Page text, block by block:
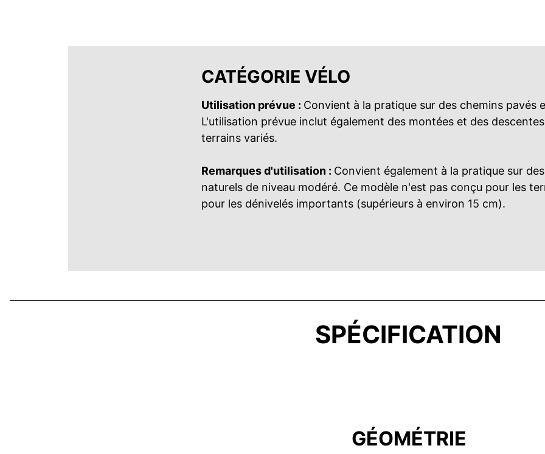
CATÉGORIE VÉLO
Utilisation prévue : Convient à la pratique sur des chemins pavés
L'utilisation prévue inclut également des montées et des
terrains variés.
Remarques d'utilisation : Convient également à la pratique sur
naturels de niveau modéré. Ce modèle n'est pas conçu pour les
pour les dénivelés importants (supérieurs à environ 15 cm).​
SPÉCIFICATION
GÉOMÉTRIE